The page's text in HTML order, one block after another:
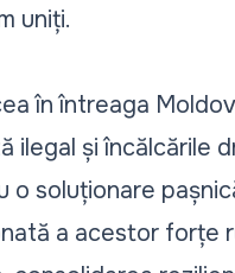
uniți.
în întreaga
ilegal și încălcările
soluționare
a acestor forțe